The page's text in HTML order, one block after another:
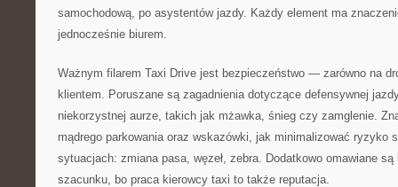
samochodową, po asystentów jazdy. Każdy element ma
jednocześnie biurem.
Ważnym filarem Taxi Drive jest bezpieczeństwo — zarówno na
klientem. Poruszane są zagadnienia dotyczące defensywnej
niekorzystnej aurze, takich jak mżawka, śnieg czy zamglenie.
mądrego parkowania oraz wskazówki, jak minimalizować ryzyko
sytuacjach: zmiana pasa, węzeł, zebra. Dodatkowo omawiane
szacunku, bo praca kierowcy taxi to także reputacja.